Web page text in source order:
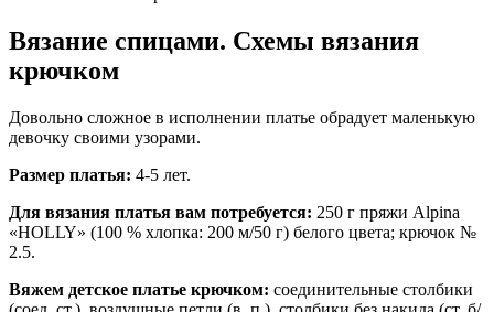
Вязание спицами. Схемы вязания
крючком
Довольно сложное в исполнении платье обрадует маленькую
девочку своими узорами.
Размер платья: 4-5 лет.
Для вязания платья вам потребуется: 250 г пряжи Alpina
«HOLLY» (100 % хлопка: 200 м/50 г) белого цвета; крючок №
2.5.
Вяжем детское платье крючком: соединительные столбики